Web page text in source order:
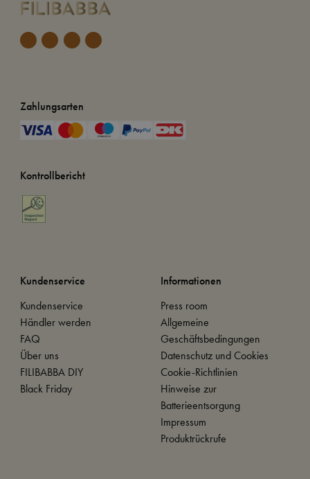
Zahlungsarten
Kontrollbericht
Kundenservice
Kundenservice
Händler werden
FAQ
Über uns
FILIBABBA DIY
Black Friday
Informationen
Press room
Allgemeine
Geschäftsbedingungen
Datenschutz und Cookies
Cookie-Richtlinien
Hinweise zur
Batterieentsorgung
Impressum
Produktrückrufe